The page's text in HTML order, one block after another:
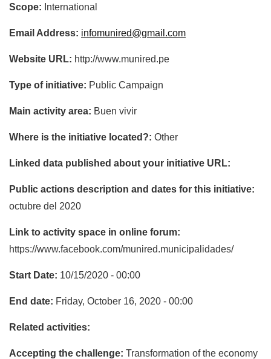
Scope: International
Email Address: infomunired@gmail.com
Website URL: http://www.munired.pe
Type of initiative: Public Campaign
Main activity area: Buen vivir
Where is the initiative located?: Other
Linked data published about your initiative URL:
Public actions description and dates for this initiative:
octubre del 2020
Link to activity space in online forum:
https://www.facebook.com/munired.municipalidades/
Start Date: 10/15/2020 - 00:00
End date: Friday, October 16, 2020 - 00:00
Related activities:
Accepting the challenge: Transformation of the economy